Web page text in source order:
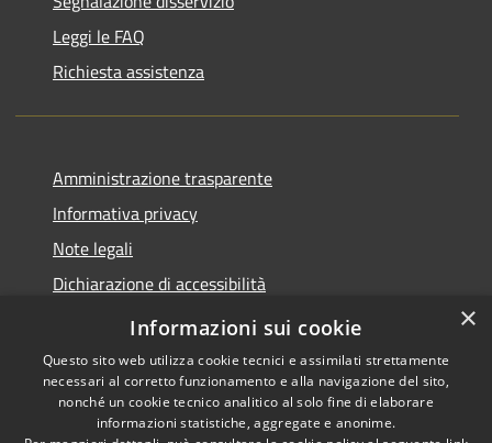
Leggi le FAQ
Richiesta assistenza
Amministrazione trasparente
Informativa privacy
Note legali
Dichiarazione di accessibilità
Piano di miglioramento del sito
Copyright © 2026 • Comune di
×
Informazioni sui cookie
Questo sito web utilizza cookie tecnici e assimilati strettamente
necessari al corretto funzionamento e alla navigazione del sito,
nonché un cookie tecnico analitico al solo fine di elaborare
informazioni statistiche, aggregate e anonime.